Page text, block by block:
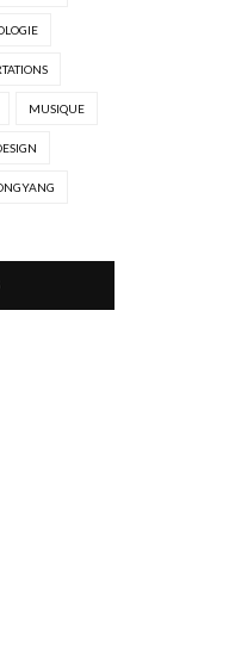
MUSIQUE